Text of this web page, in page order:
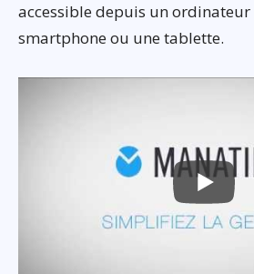
accessible depuis un ordinateur
smartphone ou une tablette.